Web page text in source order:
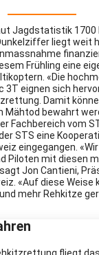
Jagdstatistik 1700
liegt weit
Frühling eine
«Die
3T eignen sich
Damit
Mähtod bewahrt
Fachbereich vom
STS eine
eingegangen.
Piloten mit diesen
Jon Cantieni,
«Auf diese Weise
mehr Rehkitze